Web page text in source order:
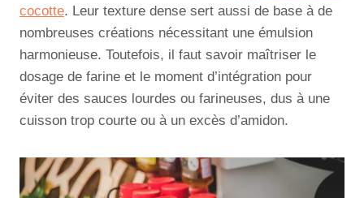
cocotte. Leur texture dense sert aussi de base à de
nombreuses créations nécessitant une émulsion
harmonieuse. Toutefois, il faut savoir maîtriser le
dosage de farine et le moment d’intégration pour
éviter des sauces lourdes ou farineuses, dus à une
cuisson trop courte ou à un excès d’amidon.